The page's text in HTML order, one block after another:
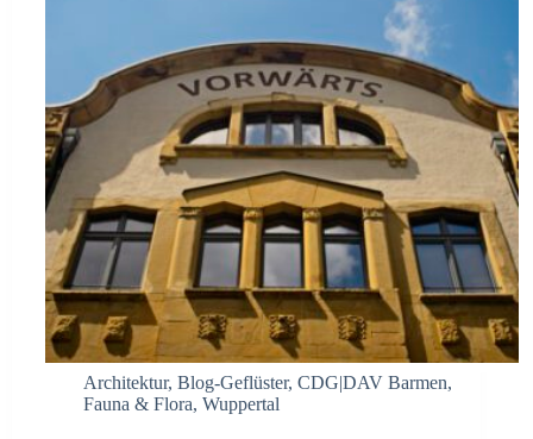
Architektur, Blog-Geflüster, CDG|DAV Barmen,
Fauna & Flora, Wuppertal